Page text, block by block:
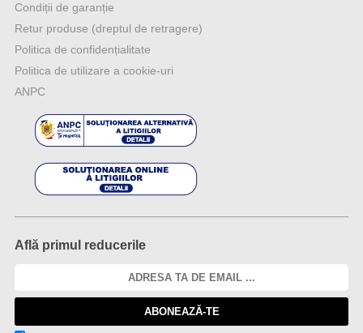
Condiții de garanție
Retur produse (dreptul de retragere)
Politica de confidențialitate
Politica de utilizare a cookie-uri
ANPC
Află primul reducerile
ABONEAZĂ-TE